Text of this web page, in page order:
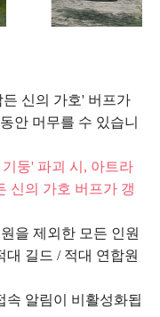
신의 가호' 버프가
안 머무를 수 있습니
둥' 파괴 시, 아트라
신의 가호 버프가 갱
을 제외한 모든 인원
대 길드 / 적대 연합원
알림이 비활성화됩